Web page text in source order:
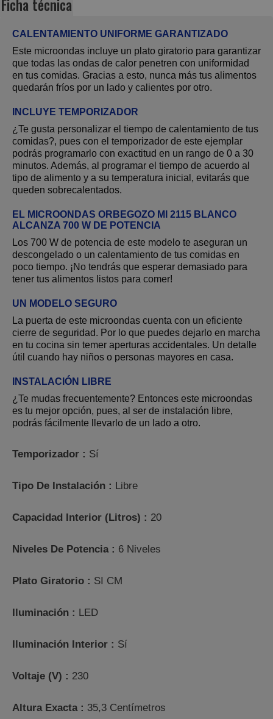
Ficha técnica
CALENTAMIENTO UNIFORME GARANTIZADO
Este microondas incluye un plato giratorio para garantizar
que todas las ondas de calor penetren con uniformidad
en tus comidas. Gracias a esto, nunca más tus alimentos
quedarán fríos por un lado y calientes por otro.
INCLUYE TEMPORIZADOR
¿Te gusta personalizar el tiempo de calentamiento de tus
comidas?, pues con el temporizador de este ejemplar
podrás programarlo con exactitud en un rango de 0 a 30
minutos. Además, al programar el tiempo de acuerdo al
tipo de alimento y a su temperatura inicial, evitarás que
queden sobrecalentados.
EL MICROONDAS ORBEGOZO MI 2115 BLANCO
ALCANZA 700 W DE POTENCIA
Los 700 W de potencia de este modelo te aseguran un
descongelado o un calentamiento de tus comidas en
poco tiempo. ¡No tendrás que esperar demasiado para
tener tus alimentos listos para comer!
UN MODELO SEGURO
La puerta de este microondas cuenta con un eficiente
cierre de seguridad. Por lo que puedes dejarlo en marcha
en tu cocina sin temer aperturas accidentales. Un detalle
útil cuando hay niños o personas mayores en casa.
INSTALACIÓN LIBRE
¿Te mudas frecuentemente? Entonces este microondas
es tu mejor opción, pues, al ser de instalación libre,
podrás fácilmente llevarlo de un lado a otro.
Temporizador : Sí
Tipo De Instalación : Libre
Capacidad Interior (Litros) : 20
Niveles De Potencia : 6 Niveles
Plato Giratorio : SI CM
Iluminación : LED
Iluminación Interior : Sí
Voltaje (V) : 230
Altura Exacta : 35,3 Centímetros